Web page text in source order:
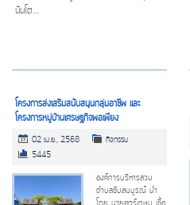
นันโต…
โครงการส่งเสริมสนับสนุนกลุ่มอาชีพ และ
โครงการหมู่บ้านเศรษฐกิจพอเพียง
02 เม.ย., 2568
กิจกรรม
5445
องค์การบริหารส่วน
ตำบลซับสมบูรณ์ นำ